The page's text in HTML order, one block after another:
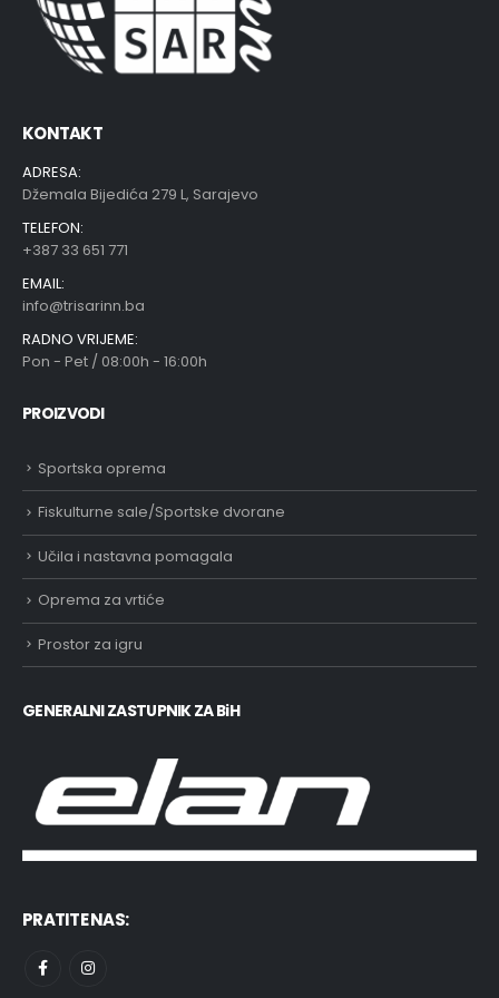
KONTAKT
ADRESA:
Džemala Bijedića 279 L, Sarajevo
TELEFON:
+387 33 651 771
EMAIL:
info@trisarinn.ba
RADNO VRIJEME:
Pon - Pet / 08:00h - 16:00h
PROIZVODI
Sportska oprema
Fiskulturne sale/Sportske dvorane
Učila i nastavna pomagala
Oprema za vrtiće
Prostor za igru
GENERALNI ZASTUPNIK ZA BiH
PRATITE NAS: